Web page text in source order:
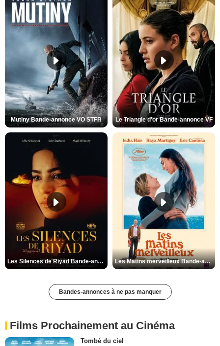
Mutiny Bande-annonce VO STFR Le Triangle d'or Bande-annonce VF
Les Silences de Riyad Bande-annonce VO STFR Les Matins merveilleux Bande-annonce VF
Bandes-annonces à ne pas manquer
Films Prochainement au Cinéma
Tombé du ciel